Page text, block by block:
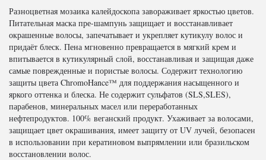
Разноцветная мозаика калейдоскопа завораживает яркостью цветов.
Питательная маска пре-шампунь защищает и восстанавливает
окрашенные волосы, запечатывает и укрепляет кутикулу волос и
придаёт блеск. Пена мгновенно превращается в мягкий крем и
впитывается в кутикулярный слой, восстанавливая и защищая даже
самые поврежденные и пористые волосы. Содержит технологию
защиты цвета ChromoHance™ для поддержания насыщенного и
яркого оттенка и блеска. Не содержит сульфатов (SLS,SLES),
парабенов, минеральных масел или переработанных
нефтепродуктов. 100% веганский продукт. Ухаживает за волосами,
защищает цвет окрашивания, имеет защиту от UV лучей, безопасен
в использовании при кератиновом выпрямлении или бразильском
восстановлении волос.